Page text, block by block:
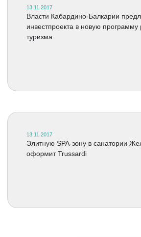
13.11.2017
Власти Кабардино-Балкарии
инвестпроекта в новую программу
туризма
13.11.2017
Элитную SPA-зону в санатории
оформит Trussardi